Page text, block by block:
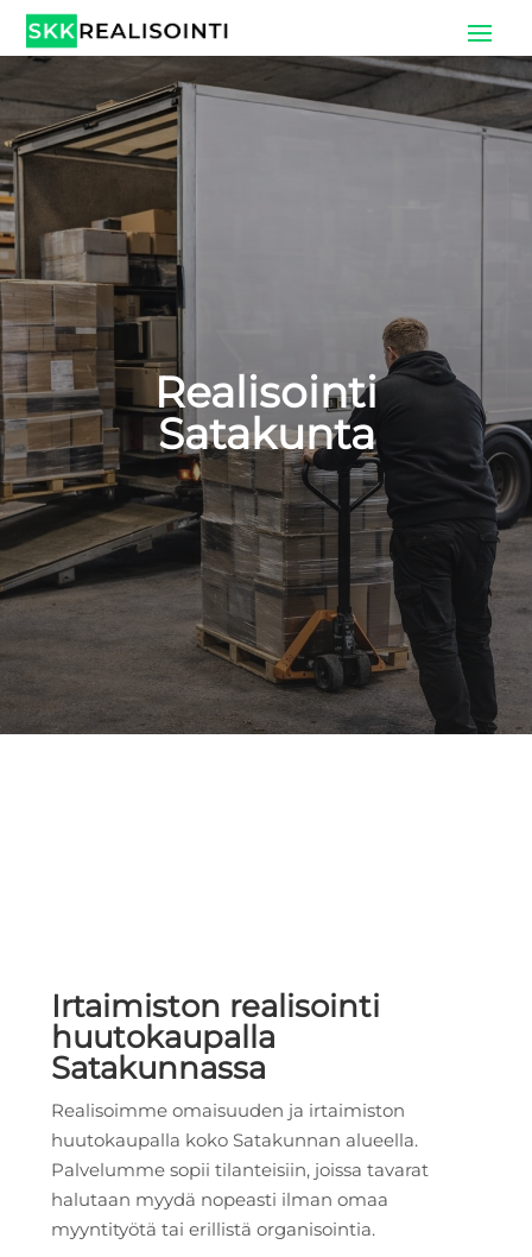
Realisointi
Satakunta
Irtaimiston realisointi
huutokaupalla
Satakunnassa
Realisoimme omaisuuden ja irtaimiston
huutokaupalla koko Satakunnan alueella.
Palvelumme sopii tilanteisiin, joissa tavarat
halutaan myydä nopeasti ilman omaa
myyntityötä tai erillistä organisointia.